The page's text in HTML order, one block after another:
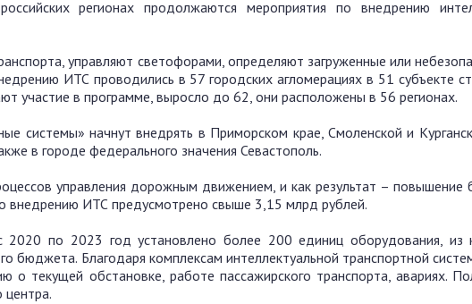
регионах продолжаются мероприятия по внедрению
управляют светофорами, определяют загруженные или
ИТС проводились в 57 городских агломерациях в 51 субъекте
участие в программе, выросло до 62, они расположены в 56 регионах.
системы» начнут внедрять в Приморском крае, Смоленской и
в городе федерального значения Севастополь.
управления дорожным движением, и как результат – повышение
внедрению ИТС предусмотрено свыше 3,15 млрд рублей.
2020 по 2023 год установлено более 200 единиц оборудования, из
бюджета. Благодаря комплексам интеллектуальной транспортной
текущей обстановке, работе пассажирского транспорта, авариях.